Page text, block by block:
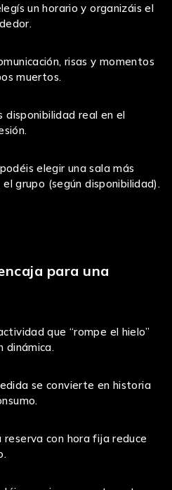
un horario y organizáis el
risas y momentos
muertos.
disponibilidad real en el
podéis elegir una sala más
grupo (según disponibilidad).
para una
que “rompe el hielo”
dinámica.
se convierte en historia
reserva con hora fija reduce